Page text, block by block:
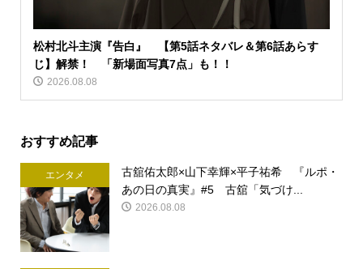
松村北斗主演『告白』 【第5話ネタバレ＆第6話あらす
じ】解禁！ 「新場面写真7点」も！！
2026.08.08
おすすめ記事
エンタメ
古舘佑太郎×山下幸輝×平子祐希 『ルポ・
あの日の真実』#5 古舘「気づけ...
2026.08.08